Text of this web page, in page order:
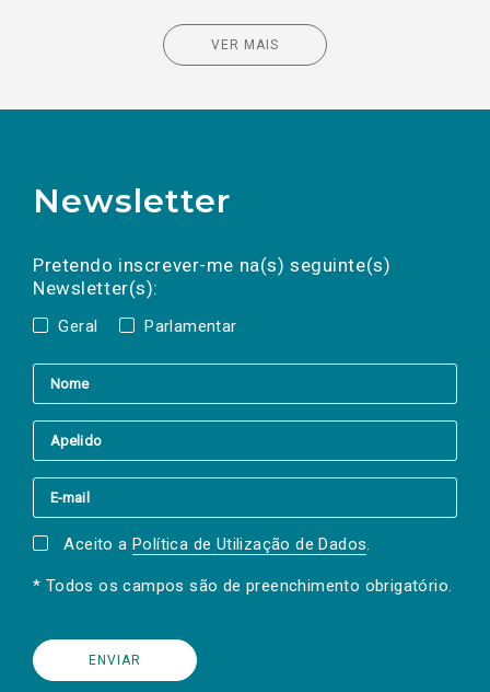
VER MAIS
Newsletter
Pretendo inscrever-me na(s) seguinte(s)
Newsletter(s):
Geral Parlamentar
a(s) newsletter(s).
mail
Aceito a Política de Utilização de Dados.
* Todos os campos são de preenchimento obrigatório.